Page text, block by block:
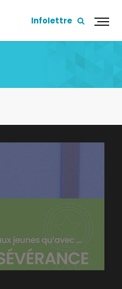
Infolettre